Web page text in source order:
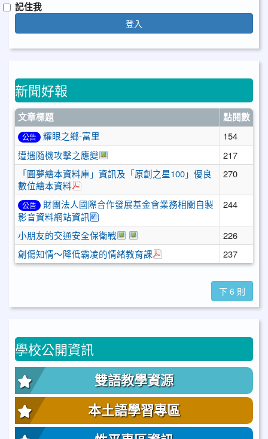
記住我
登入
新聞好報
文章標題 點閱數
公告 耀眼之鄉-富里
154
遭遇隨機攻擊之應變
於彈跳視窗觀看：遭遇隨機攻擊之應變
217
「圓夢繪本資料庫」資訊及「原創之星100」優良
數位繪本資料
270
公告
財團法人國際合作發展基金會業務相關自製
影音資料網站資訊
244
小朋友的交通安全保衛戰 於彈跳視窗觀看：小朋友的交通安
於彈跳視窗觀看：「小朋友的
226
創傷知情～降低霸凌的情緒教育課
於彈跳視窗觀看：創傷
237
下 6 則
學校公開資訊
雙語教學資源
本土語學習專區